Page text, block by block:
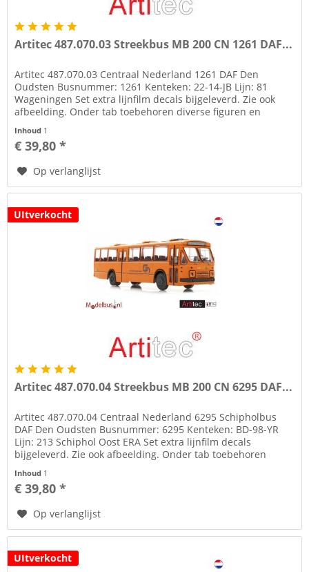
Artitec 487.070.03 Streekbus MB 200 CN 1261 DAF...
Artitec 487.070.03 Centraal Nederland 1261 DAF Den
Oudsten Busnummer: 1261 Kenteken: 22-14-JB Lijn: 81
Wageningen Set extra lijnfilm decals bijgeleverd. Zie ook
afbeelding. Onder tab toebehoren diverse figuren en
Inhoud 1
€ 39,80 *
Op verlanglijst
UItverkocht
Artitec 487.070.04 Streekbus MB 200 CN 6295 DAF...
Artitec 487.070.04 Centraal Nederland 6295 Schipholbus
DAF Den Oudsten Busnummer: 6295 Kenteken: BD-98-YR
Lijn: 213 Schiphol Oost ERA Set extra lijnfilm decals
bijgeleverd. Zie ook afbeelding. Onder tab toebehoren
Inhoud 1
€ 39,80 *
Op verlanglijst
UItverkocht